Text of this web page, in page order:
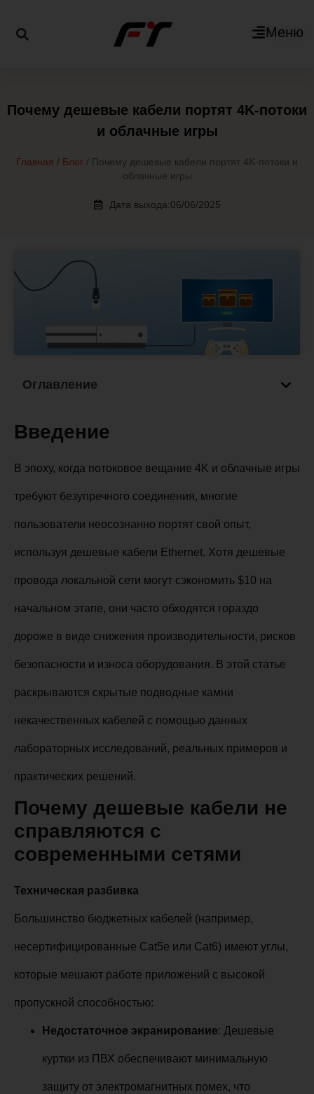
Меню
Почему дешевые кабели портят 4K-потоки
и облачные игры
Главная / Блог / Почему дешевые кабели портят 4K-потоки и
облачные игры
Дата выхода:06/06/2025
Оглавление
Введение
В эпоху, когда потоковое вещание 4K и облачные игры
требуют безупречного соединения, многие
пользователи неосознанно портят свой опыт,
используя дешевые кабели Ethernet. Хотя дешевые
провода локальной сети могут сэкономить $10 на
начальном этапе, они часто обходятся гораздо
дороже в виде снижения производительности, рисков
безопасности и износа оборудования. В этой статье
раскрываются скрытые подводные камни
некачественных кабелей с помощью данных
лабораторных исследований, реальных примеров и
практических решений.
Почему дешевые кабели не
справляются с
современными сетями
Техническая разбивка
Большинство бюджетных кабелей (например,
несертифицированные Cat5e или Cat6) имеют углы,
которые мешают работе приложений с высокой
пропускной способностью:
Недостаточное экранирование: Дешевые
куртки из ПВХ обеспечивают минимальную
защиту от электромагнитных помех, что